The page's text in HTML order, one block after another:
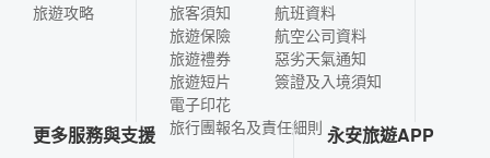
旅遊攻略
旅客須知
旅遊保險
旅遊禮券
旅遊短片
電子印花
航班資料
航空公司資料
惡劣天氣通知
簽證及入境須知
旅行團報名及責任細則
更多服務與支援 永安旅遊APP